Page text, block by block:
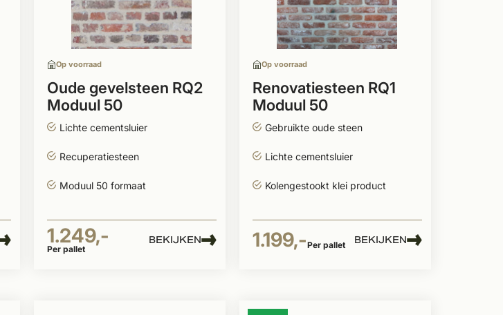
Op voorraad
Oude gevelsteen RQ2
Moduul 50
Lichte cementsluier
Recuperatiesteen
Moduul 50 formaat
1.249,-
Per pallet
BEKIJKEN
Op voorraad
Renovatiesteen RQ1
Moduul 50
Gebruikte oude steen
Lichte cementsluier
Kolengestookt klei product
1.199,-Per pallet BEKIJKEN